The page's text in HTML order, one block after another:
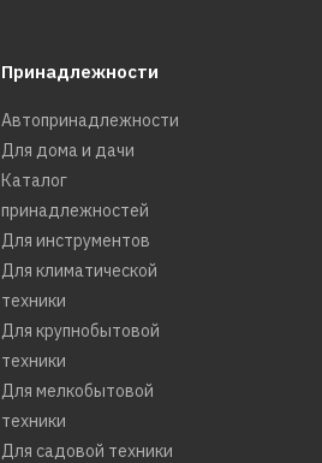
Принадлежности
Автопринадлежности
Для дома и дачи
Каталог
принадлежностей
Для инструментов
Для климатической
техники
Для крупнобытовой
техники
Для мелкобытовой
техники
Для садовой техники